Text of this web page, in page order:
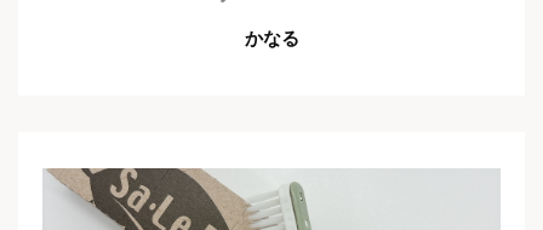
かなる